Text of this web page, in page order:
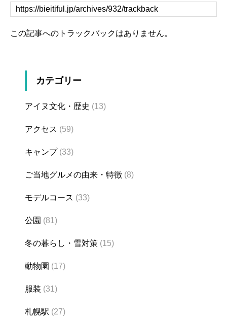
この記事へのトラックバックはありません。
カテゴリー
アイヌ文化・歴史 (13)
アクセス (59)
キャンプ(33)
ご当地グルメの由来・特徴 (8)
モデルコース (33)
公園 (81)
冬の暮らし・雪対策 (15)
動物園 (17)
服装 (31)
札幌駅 (27)